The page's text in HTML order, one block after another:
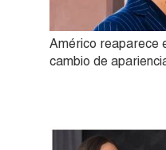
Américo reaparece
cambio de